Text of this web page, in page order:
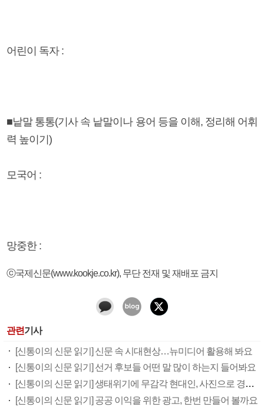
어린이 독자 :
■낱말 통통(기사 속 낱말이나 용어 등을 이해, 정리해 어휘
력 높이기)
모국어 :
망중한 :
ⓒ국제신문(www.kookje.co.kr), 무단 전재 및 재배포 금지
관련기사
[신통이의 신문 읽기] 신문 속 시대현상…뉴미디어 활용해 봐요
[신통이의 신문 읽기] 선거 후보들 어떤 말 많이 하는지 들어봐요
[신통이의 신문 읽기] 생태위기에 무감각 현대인, 사진으로 경각심 일깨워요
[신통이의 신문 읽기] 공공 이익을 위한 광고, 한번 만들어 볼까요